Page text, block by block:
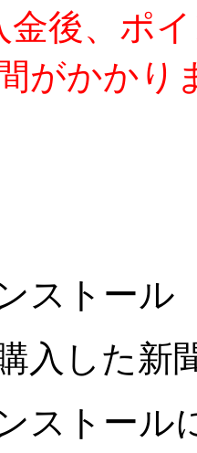
後、ポ
がかかり
ストール
入した新
ストール